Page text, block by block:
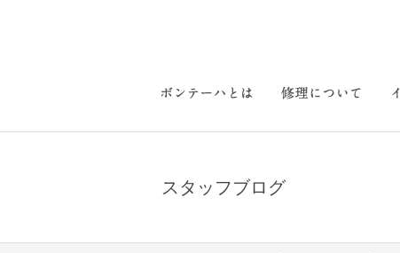
スタッフブログ